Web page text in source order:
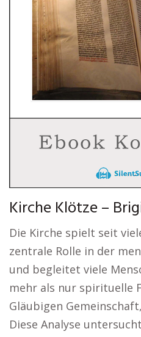
Kirche Klötze –
Die Kirche spielt seit
zentrale Rolle in der
und begleitet viele
mehr als nur spirituelle
Gläubigen
Diese Analyse